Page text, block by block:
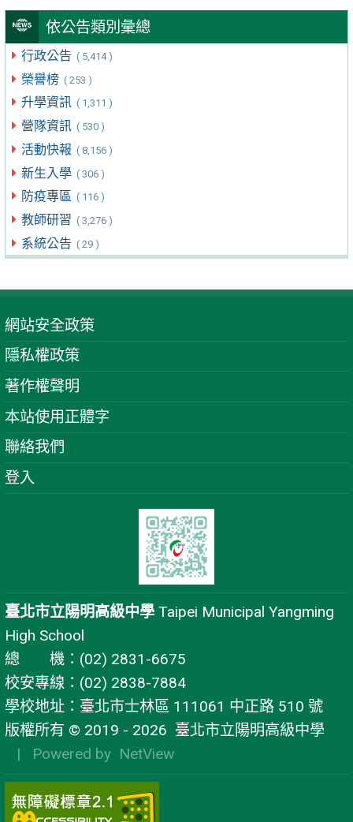
依公告類別彙總
行政公告 ( 5,414 )
榮譽榜 ( 253 )
升學資訊 ( 1,311 )
營隊資訊 ( 530 )
活動快報 ( 8,156 )
新生入學 ( 306 )
防疫專區 ( 116 )
教師研習 ( 3,276 )
系統公告 ( 29 )
網站安全政策
隱私權政策
著作權聲明
本站使用正體字
聯絡我們
登入
臺北市立陽明高級中學 Taipei Municipal Yangming
High School
總 機：(02) 2831-6675
校安專線：(02) 2838-7884
學校地址：臺北市士林區 111061 中正路 510 號
版權所有 © 2019 - 2026 臺北市立陽明高級中學
| Powered by NetView